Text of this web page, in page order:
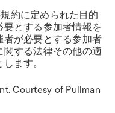
約に定められた目的
とする参加者情報を
が必要とする参加者
する法律その他の適
ます。
Courtesy of Pullman